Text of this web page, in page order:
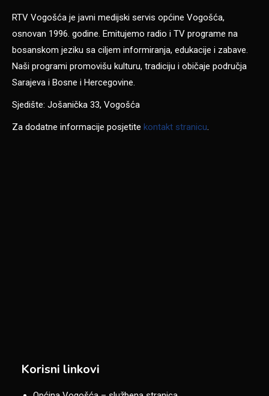
RTV Vogošća je javni medijski servis općine Vogošća,
osnovan 1996. godine. Emitujemo radio i TV programe na
bosanskom jeziku sa ciljem informiranja, edukacije i zabave.
Naši programi promovišu kulturu, tradiciju i običaje područja
Sarajeva i Bosne i Hercegovine.
Sjedište: Jošanička 33, Vogošća
Za dodatne informacije posjetite kontakt stranicu.
Korisni linkovi